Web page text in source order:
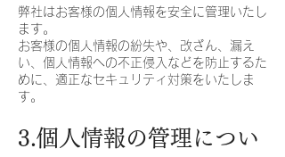
弊社はお客様の個人情報を安全に管理いたし
ます。
お客様の個人情報の紛失や、改ざん、漏え
い、個人情報への不正侵入などを防止するた
めに、適正なセキュリティ対策をいたしま
す。
3.個人情報の管理につい